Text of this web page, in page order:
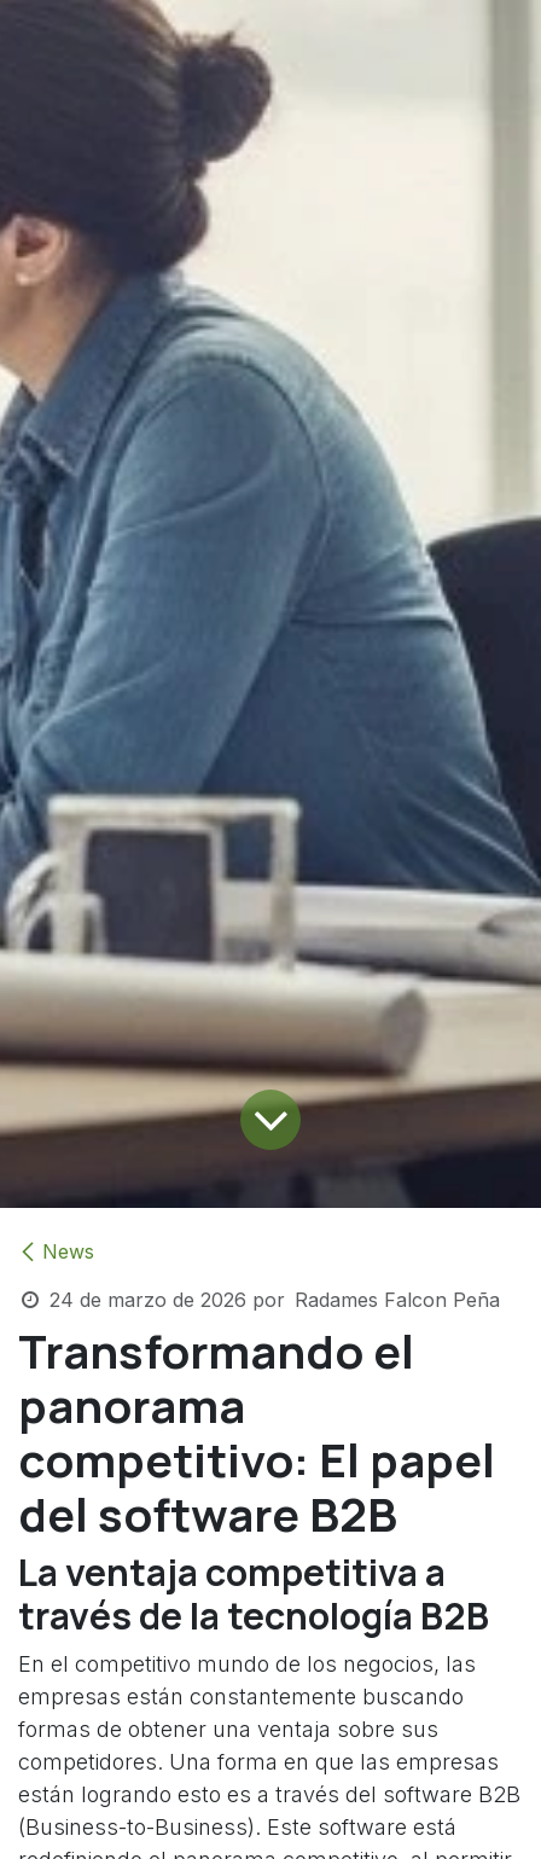
News
24 de marzo de 2026 por Radames Falcon Peña
Transformando el
panorama
competitivo: El papel
del software B2B
La ventaja competitiva a
través de la tecnología B2B
En el competitivo mundo de los negocios, las
empresas están constantemente buscando
formas de obtener una ventaja sobre sus
competidores. Una forma en que las empresas
están logrando esto es a través del software B2B
(Business-to-Business). Este software está